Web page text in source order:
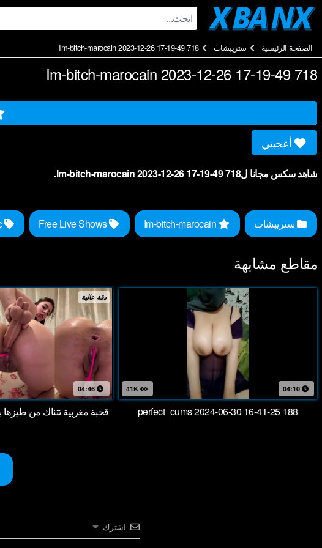
Skip
الصفحة الرئيسية ستريبشات Im-bitch-marocain 2023-12-26 17-19-49 718
Im-bitch-marocain 2023-12-26 17-19-49 718
أعجبني
شاهد سكس مجانا لIm-bitch-marocain 2023-12-26 17-19-49 718.
ستريبشات Free Live Shows
StripChat Arabic
مقاطع مشابهة
دقة عالية
04:46
قحبة مغربية تتناك من طيزها
41K 04:10
perfect_cums 2024-06-30 16-41-25 188
اشترك